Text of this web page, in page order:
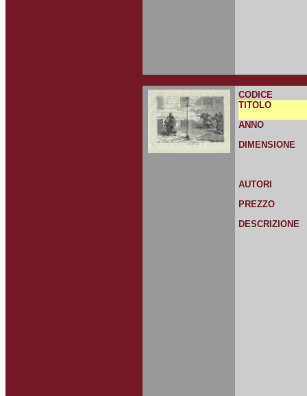
CODICE
TITOLO
ANNO
DIMENSIONE
AUTORI
PREZZO
DESCRIZIONE